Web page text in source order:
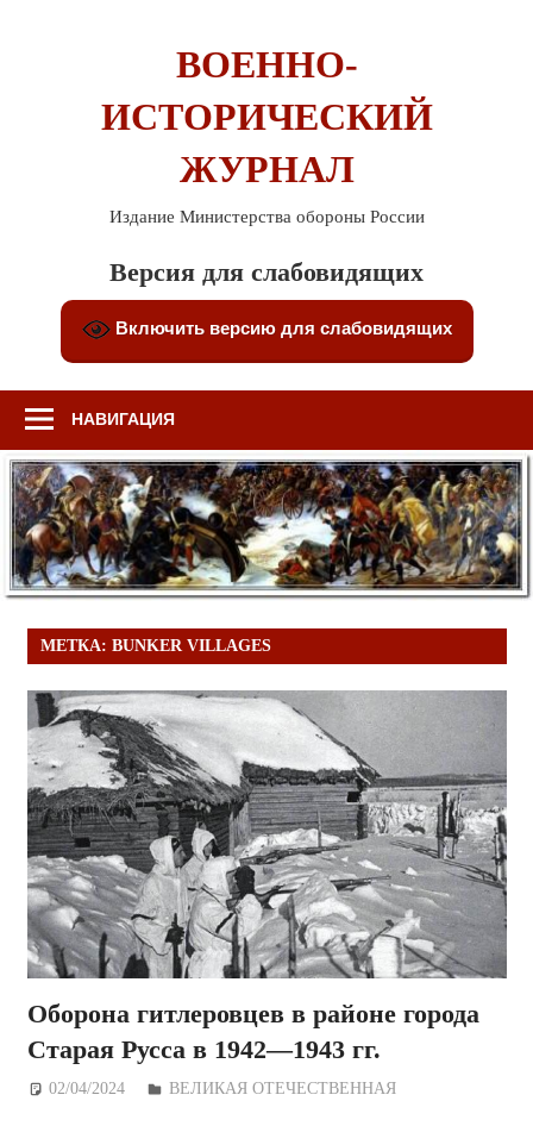
ВОЕННО-
ИСТОРИЧЕСКИЙ
ЖУРНАЛ
Издание Министерства обороны России
Версия для слабовидящих
Включить версию для слабовидящих
НАВИГАЦИЯ
МЕТКА: BUNKER VILLAGES
Оборона гитлеровцев в районе города
Старая Русса в 1942—1943 гг.
02/04/2024 Дежурный по Редакции
ВЕЛИКАЯ ОТЕЧЕСТВЕННАЯ